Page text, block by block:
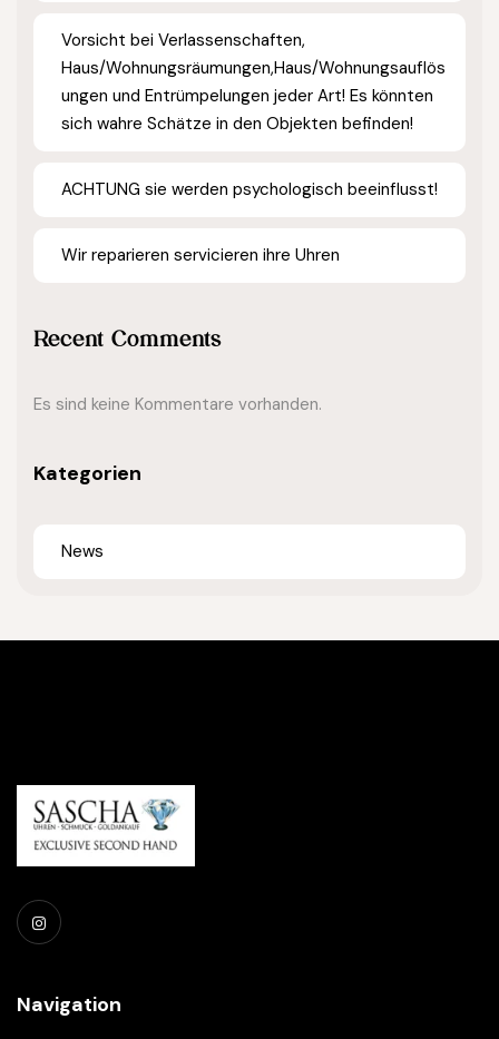
Vorsicht bei Verlassenschaften,
Haus/Wohnungsräumungen,Haus/Wohnungsauflös
ungen und Entrümpelungen jeder Art! Es könnten
sich wahre Schätze in den Objekten befinden!
ACHTUNG sie werden psychologisch beeinflusst!
Wir reparieren servicieren ihre Uhren
Recent Comments
Es sind keine Kommentare vorhanden.
Kategorien
News
Navigation